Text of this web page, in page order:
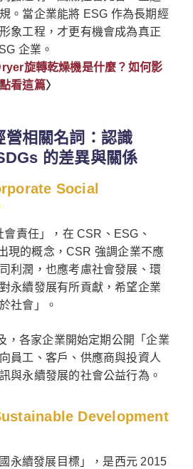
。當企業能將 ESG 作為長期經
象工程，才更有機會成為真正
企業。
旋轉乾燥機是什麼？如何影
看這篇〉
營相關名詞：認識
的差異與關係
Social
責任」，在 CSR、ESG、
現的概念，CSR 強調企業不應
利潤，也應考慮社會發展、環
永續發展有所貢獻，希望企業
社會」。
，各家企業開始定期公開「企業
員工、客戶、供應商與投資人
與永續發展的社會公益行為。
Development
永續發展目標」，是西元 2015